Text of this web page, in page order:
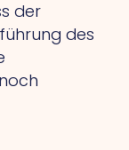
der
des